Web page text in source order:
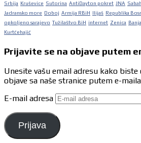
Srbija Kruševice Sutorina AntiDayton pokret JNA
Jadransko more Doboj Armija RBiH Ilijaš Republika
opkoljeno sarajevo Tužilaštvo BiH internet Zenica
Kurtćehajić
Prijavite se na objave putem
Unesite vašu email adresu kako
objave sa naše stranice putem e-
E-mail adresa
Prijava